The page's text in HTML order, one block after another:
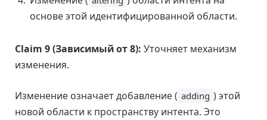
основе этой идентифицированной области.
Claim 9 (Зависимый от 8): Уточняет механизм
изменения.
Изменение означает добавление ( adding ) этой
новой области к пространству интента. Это